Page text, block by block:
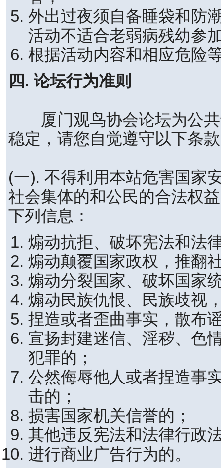
外出过夜须自备睡袋和防
活动不适合老弱病残幼参
根据活动内容和相应危险
四. 论坛行为准则
厦门观鸟协会论坛为公共
稳定，请您自觉遵守以下条
(一). 不得利用本站危害国家
社会集体的和公民的合法权
下列信息：
煽动抗拒、破坏宪法和法
煽动颠覆国家政权，推翻
煽动分裂国家、破坏国家
煽动民族仇恨、民族歧视
捏造或者歪曲事实，散布
宣扬封建迷信、淫秽、色
犯罪的；
公然侮辱他人或者捏造事
击的；
损害国家机关信誉的；
其他违反宪法和法律行政
进行商业广告行为的。